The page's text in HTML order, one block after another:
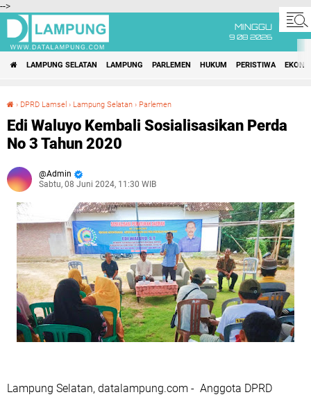
-->
MINGGU
9 08 2026
LAMPUNG SELATAN LAMPUNG PARLEMEN HUKUM PERISTIWA
› DPRD Lamsel › Lampung Selatan › Parlemen
Edi Waluyo Kembali Sosialisasikan Perda
No 3 Tahun 2020
Admin
Sabtu, 08 Juni 2024, 11:30 WIB
Lampung Selatan, datalampung.com - Anggota DPRD